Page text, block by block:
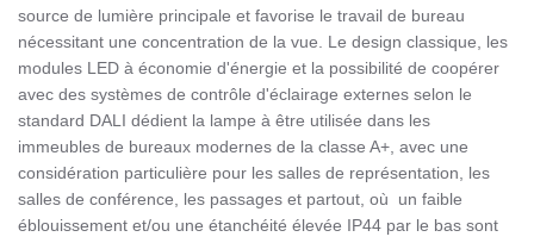
source de lumière principale et favorise le travail de bureau
nécessitant une concentration de la vue. Le design classique, les
modules LED à économie d'énergie et la possibilité de coopérer
avec des systèmes de contrôle d'éclairage externes selon le
standard DALI dédient la lampe à être utilisée dans les
immeubles de bureaux modernes de la classe A+, avec une
considération particulière pour les salles de représentation, les
salles de conférence, les passages et partout, où un faible
éblouissement et/ou une étanchéité élevée IP44 par le bas sont